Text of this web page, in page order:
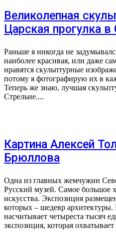
Великолепная
Царская прогулка в
Раньше я никогда не
наиболее красивая, или даже
нравятся скульптурные
потому я фотографирую их в
Теперь же знаю, лучшая
Стрельне....
Картина Алексей
Брюллова
Одна из главных жемчужин
Русский музей. Самое большое
искусства. Экспозиция
которых – шедевр архитектуры.
насчитывает четыреста тысяч
экспозиция, которая